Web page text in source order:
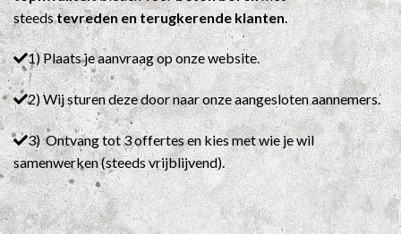
steedstevreden en terugkerende klanten
1) Plaats je aanvraag op onze website.
2) Wij sturen deze door naar onze aangesloten aannemers.
3) Ontvang tot 3 offertes en kies met wie je wil
samenwerken (steeds vrijblijvend).